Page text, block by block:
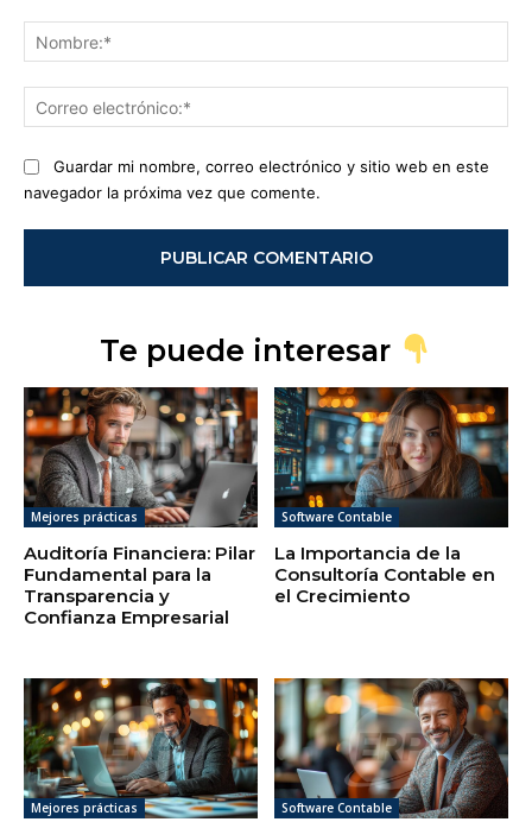
Guardar mi nombre, correo electrónico y sitio web en este
navegador la próxima vez que comente.
Te puede interesar
Mejores prácticas
Auditoría Financiera: Pilar
Fundamental para la
Transparencia y
Confianza Empresarial
Software Contable
La Importancia de la
Consultoría Contable en
el Crecimiento
Mejores prácticas Software Contable